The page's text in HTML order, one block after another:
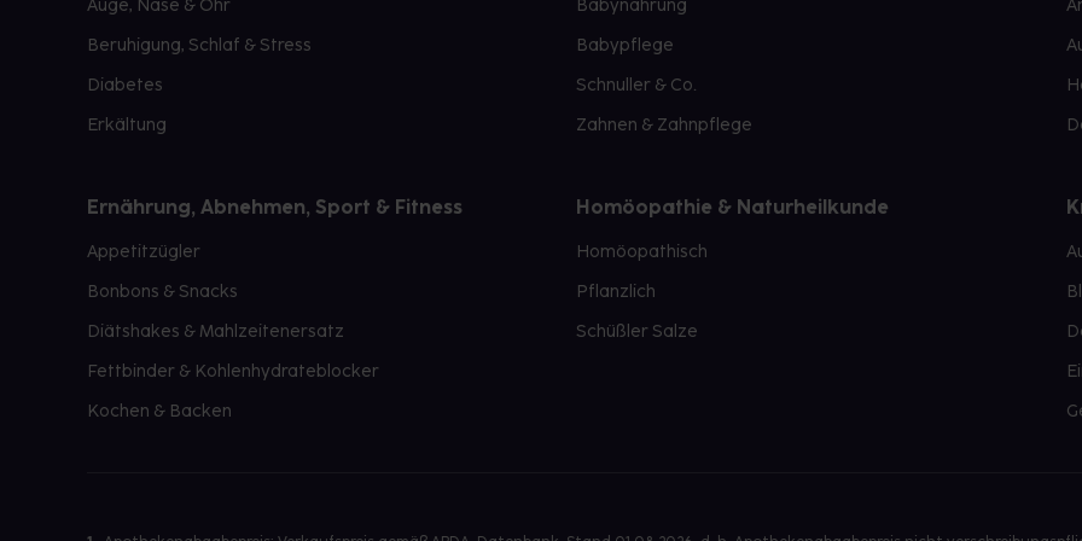
Auge, Nase & Ohr
Beruhigung, Schlaf & Stress
Diabetes
Erkältung
Babynahrung
Babypflege
Schnuller & Co.
Zahnen & Zahnpflege
Ernährung, Abnehmen, Sport & Fitness
Appetitzügler
Bonbons & Snacks
Diätshakes & Mahlzeitenersatz
Fettbinder & Kohlenhydrateblocker
Kochen & Backen
Homöopathie & Naturheilkunde
Homöopathisch
Pflanzlich
Schüßler Salze